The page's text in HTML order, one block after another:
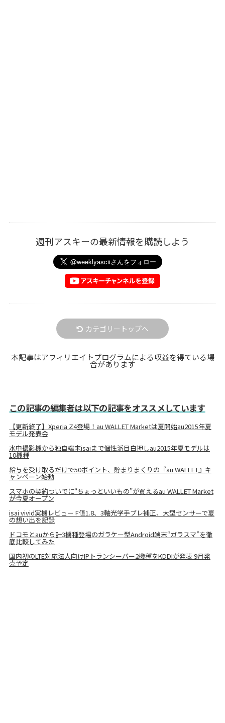
週刊アスキーの最新情報を購読しよう
カテゴリートップへ
本記事はアフィリエイトプログラムによる収益を得ている場
合があります
この記事の編集者は以下の記事をオススメしています
【更新終了】Xperia Z4登場！au WALLET Marketは夏開始au2015年夏
モデル発表会
水中撮影機から独自端末isaiまで個性派目白押しau2015年夏モデルは
10機種
給与を受け取るだけで50ポイント、貯まりまくりの『au WALLET』キ
ャンペーン始動
スマホの契約ついでに“ちょっといいもの”が買えるau WALLET Market
が今夏オープン
isai vivid実機レビュー F値1.8、3軸光学手ブレ補正、大型センサーで夏
の想い出を記録
ドコモとauから計3機種登場のガラケー型Android端末“ガラスマ”を徹
底比較してみた
国内初のLTE対応法人向けIPトランシーバー2機種をKDDIが発表 9月発
売予定